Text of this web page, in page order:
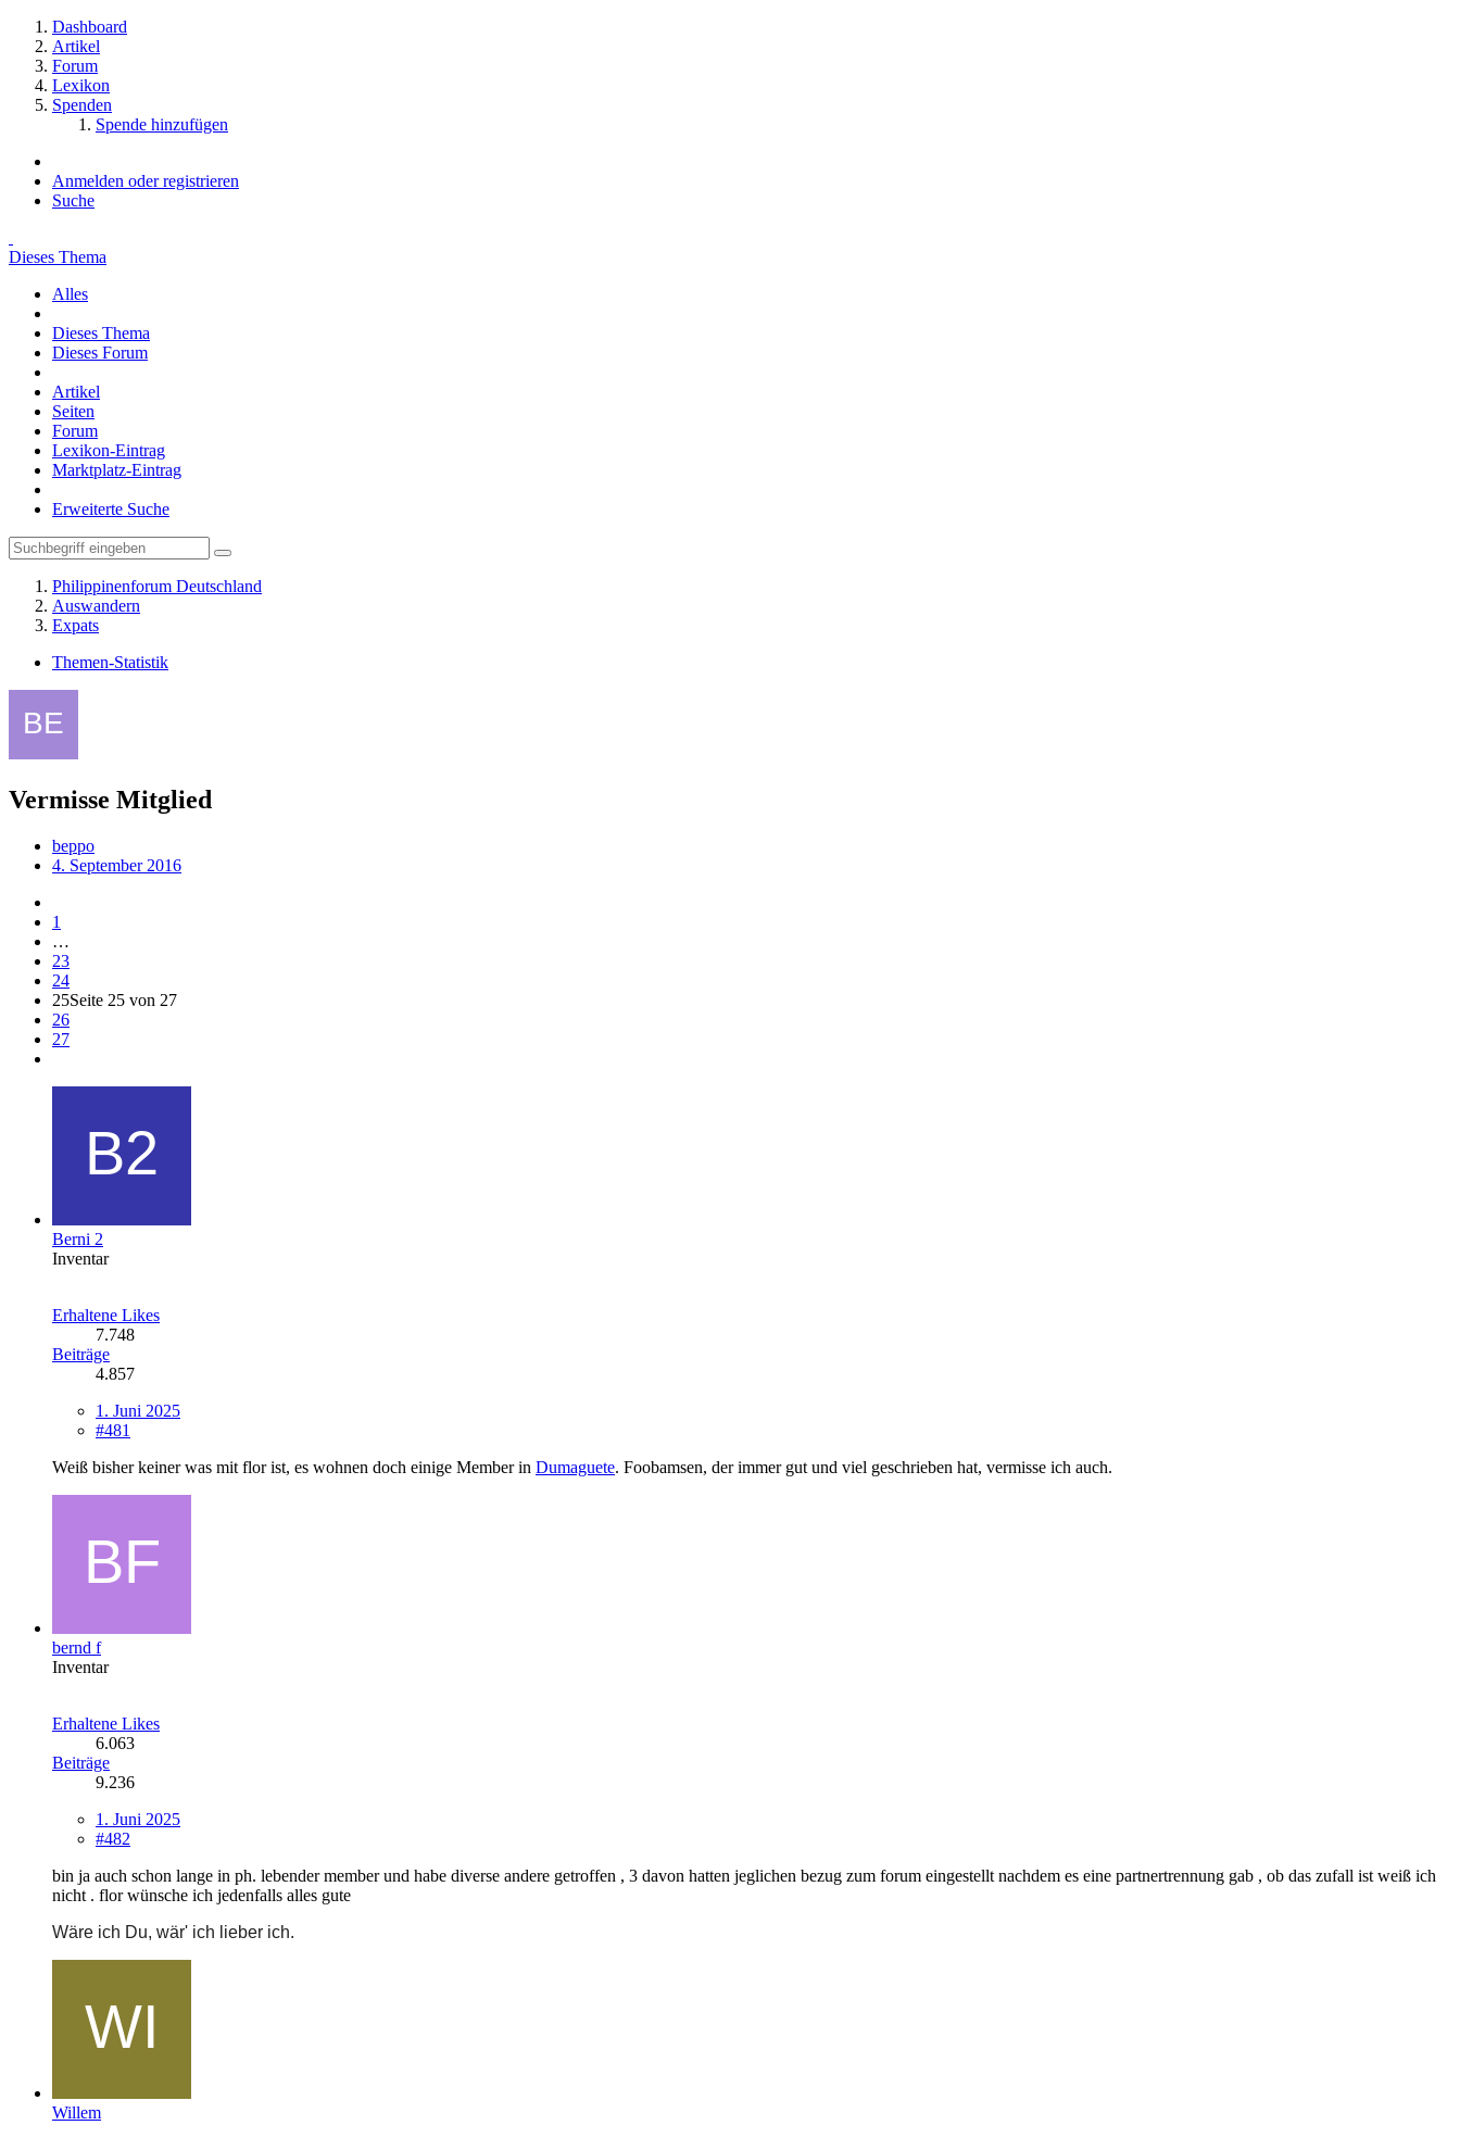
Dashboard
Artikel
Forum
Lexikon
Spenden
Spende hinzufügen
Anmelden oder registrieren
Suche
Dieses Thema
Alles
Dieses Thema
Dieses Forum
Artikel
Seiten
Forum
Lexikon-Eintrag
Marktplatz-Eintrag
Erweiterte Suche
Philippinenforum Deutschland
Auswandern
Expats
Themen-Statistik
Vermisse Mitglied
beppo
4. September 2016
1
…
23
24
25Seite 25 von 27
26
27
Berni 2
Inventar
Erhaltene Likes
7.748
Beiträge
4.857
1. Juni 2025
#481
Weiß bisher keiner was mit flor ist, es wohnen doch einige Member in Dumaguete. Foobamsen, der immer gut und viel geschrieben hat, vermisse ich auch.
bernd f
Inventar
Erhaltene Likes
6.063
Beiträge
9.236
1. Juni 2025
#482
bin ja auch schon lange in ph. lebender member und habe diverse andere getroffen , 3 davon hatten jeglichen bezug zum forum eingestellt nachdem es eine partnertrennung gab , ob das zufall ist weiß ich
nicht . flor wünsche ich jedenfalls alles gute
Wäre ich Du, wär' ich lieber ich.
Willem